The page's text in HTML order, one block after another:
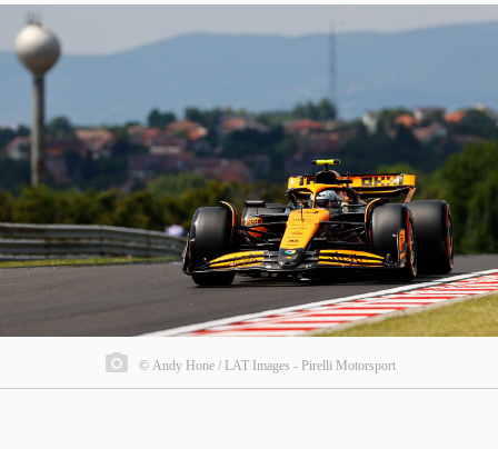
© Andy Hone / LAT Images - Pirelli Motorsport